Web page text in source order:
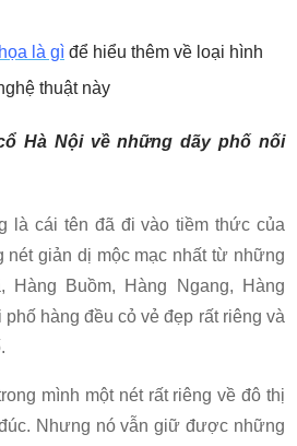
là gì để hiểu thêm về loại hình
thuật này
Hà Nội về những dãy phố nối
là cái tên đã đi vào tiềm thức của
giản dị mộc mạc nhất từ những
Hàng Buồm, Hàng Ngang, Hàng
hàng đều cỏ vẻ đẹp rất riêng và
mình một nét rất riêng về đô thị
Nhưng nó vẫn giữ được những